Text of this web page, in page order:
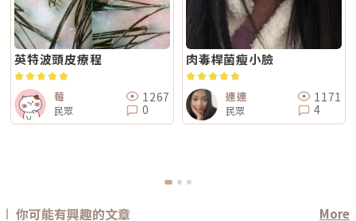
英特波頭皮療程
莓
民眾
1267
0
肉毒桿菌瘦小臉
連連
民眾
1171
4
你可能有興趣的文章
More